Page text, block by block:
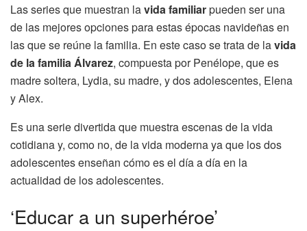
Las series que muestran lavida familiarpueden ser una
de las mejores opciones para estas épocas navideñas en
las que se reúne la familia. En este caso se trata de lavida
de la familia Álvarez, compuesta por Penélope, que es
madre soltera, Lydia, su madre, y dos adolescentes, Elena
y Alex.
Es una serie divertida que muestra escenas de la vida
cotidiana y, como no, de la vida moderna ya que los dos
adolescentes enseñan cómo es el día a día en la
actualidad de los adolescentes.
‘Educar a un superhéroe’